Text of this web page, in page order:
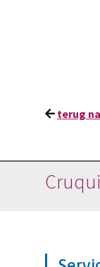
terug